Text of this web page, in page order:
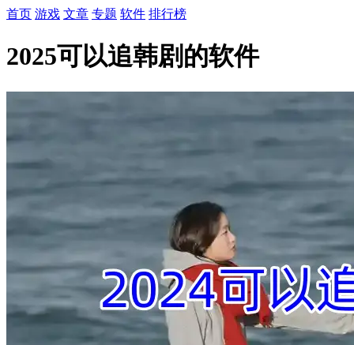
首页 游戏 文章 专题 软件 排行榜
2025可以追韩剧的软件